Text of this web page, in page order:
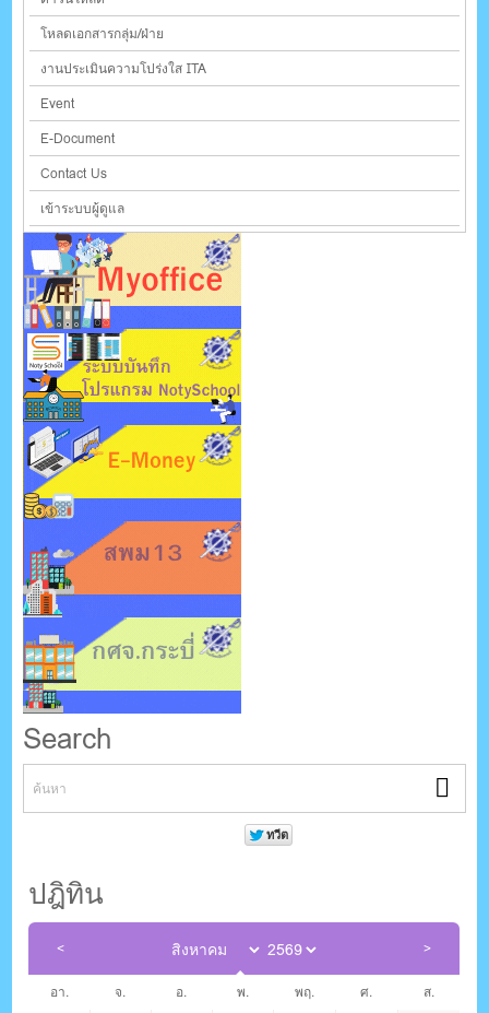
โหลดเอกสารกลุ่ม/ฝ่าย
งานประเมินความโปร่งใส ITA
Event
E-Document
Contact Us
เข้าระบบผู้ดูแล
Search
ปฎิทิน
อา. จ. อ. พ. พฤ. ศ. ส.